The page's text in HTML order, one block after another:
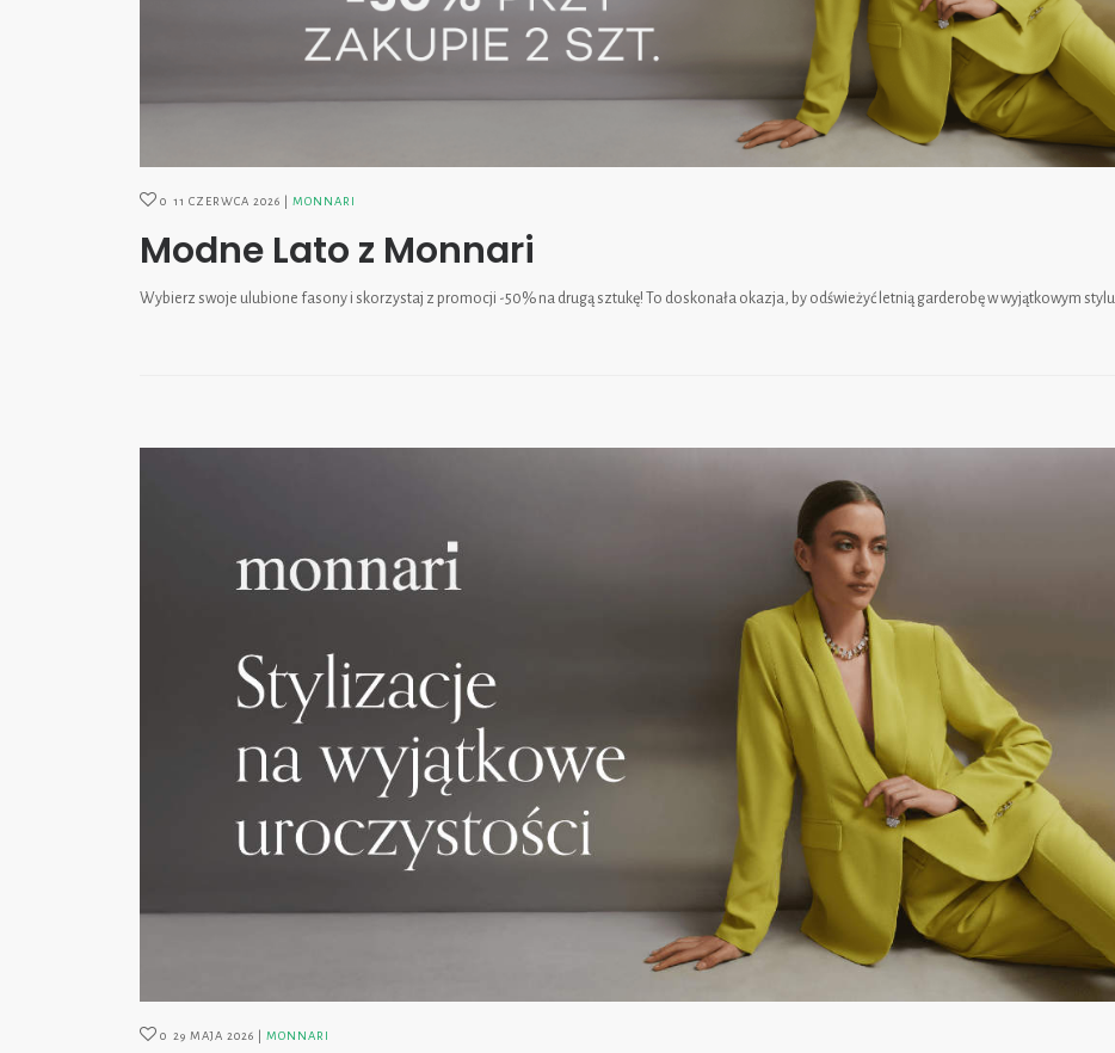
0 11 CZERWCA 2026 MONNARI
Modne Lato z Monnari
Wybierz swoje ulubione fasony i skorzystaj z promocji -50% na drugą sztukę! To doskonała okazja, by odświeżyć letnią garderobę w wyjątkowym stylu.
0 29 MAJA 2026 MONNARI